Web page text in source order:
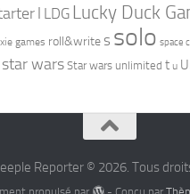
l LDG Lucky Duck
games roll&write s solo space
star wars Star wars unlimited t u
Reporter © 2026. Tous